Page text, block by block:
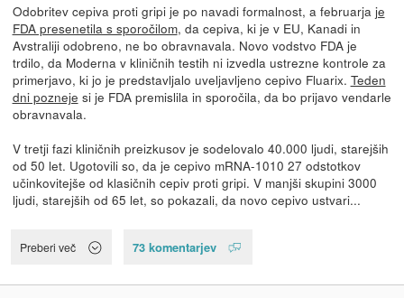
Odobritev cepiva proti gripi je po navadi formalnost, a februarja je
FDA presenetila s sporočilom, da cepiva, ki je v EU, Kanadi in
Avstraliji odobreno, ne bo obravnavala. Novo vodstvo FDA je
trdilo, da Moderna v kliničnih testih ni izvedla ustrezne kontrole za
primerjavo, ki jo je predstavljalo uveljavljeno cepivo Fluarix. Teden
dni pozneje si je FDA premislila in sporočila, da bo prijavo vendarle
obravnavala.
V tretji fazi kliničnih preizkusov je sodelovalo 40.000 ljudi, starejših
od 50 let. Ugotovili so, da je cepivo mRNA-1010 27 odstotkov
učinkovitejše od klasičnih cepiv proti gripi. V manjši skupini 3000
ljudi, starejših od 65 let, so pokazali, da novo cepivo ustvari...
Preberi več 73 komentarjev